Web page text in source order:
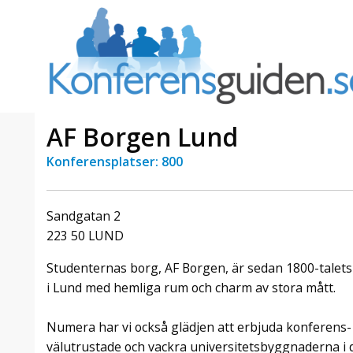
AF Borgen Lund
Konferensplatser: 800
Sandgatan 2
223 50 LUND
Studenternas borg, AF Borgen, är sedan 1800-
i Lund med hemliga rum och charm av stora mått.
Numera har vi också glädjen att erbjuda
välutrustade och vackra universitetsbyggnaderna i
av att
här är
Erbjudande från Sheraton
november och 19 december
förvandlar vi våra lokaler till en
hantverk, tradi ...